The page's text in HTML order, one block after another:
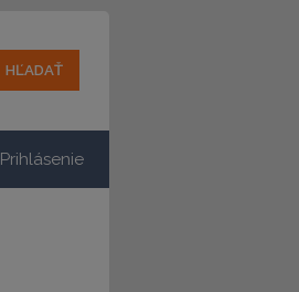
Prihlásenie